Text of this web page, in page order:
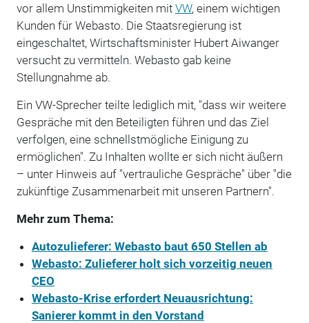
vor allem Unstimmigkeiten mit VW, einem wichtigen
Kunden für Webasto. Die Staatsregierung ist
eingeschaltet, Wirtschaftsminister Hubert Aiwanger
versucht zu vermitteln. Webasto gab keine
Stellungnahme ab.
Ein VW-Sprecher teilte lediglich mit, "dass wir weitere
Gespräche mit den Beteiligten führen und das Ziel
verfolgen, eine schnellstmögliche Einigung zu
ermöglichen". Zu Inhalten wollte er sich nicht äußern
– unter Hinweis auf "vertrauliche Gespräche" über "die
zukünftige Zusammenarbeit mit unseren Partnern".
Mehr zum Thema:
Autozulieferer: Webasto baut 650 Stellen ab
Webasto: Zulieferer holt sich vorzeitig neuen
CEO
Webasto-Krise erfordert Neuausrichtung:
Sanierer kommt in den Vorstand